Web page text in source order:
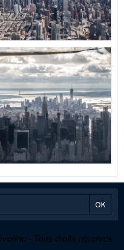
- Tous droits réservés